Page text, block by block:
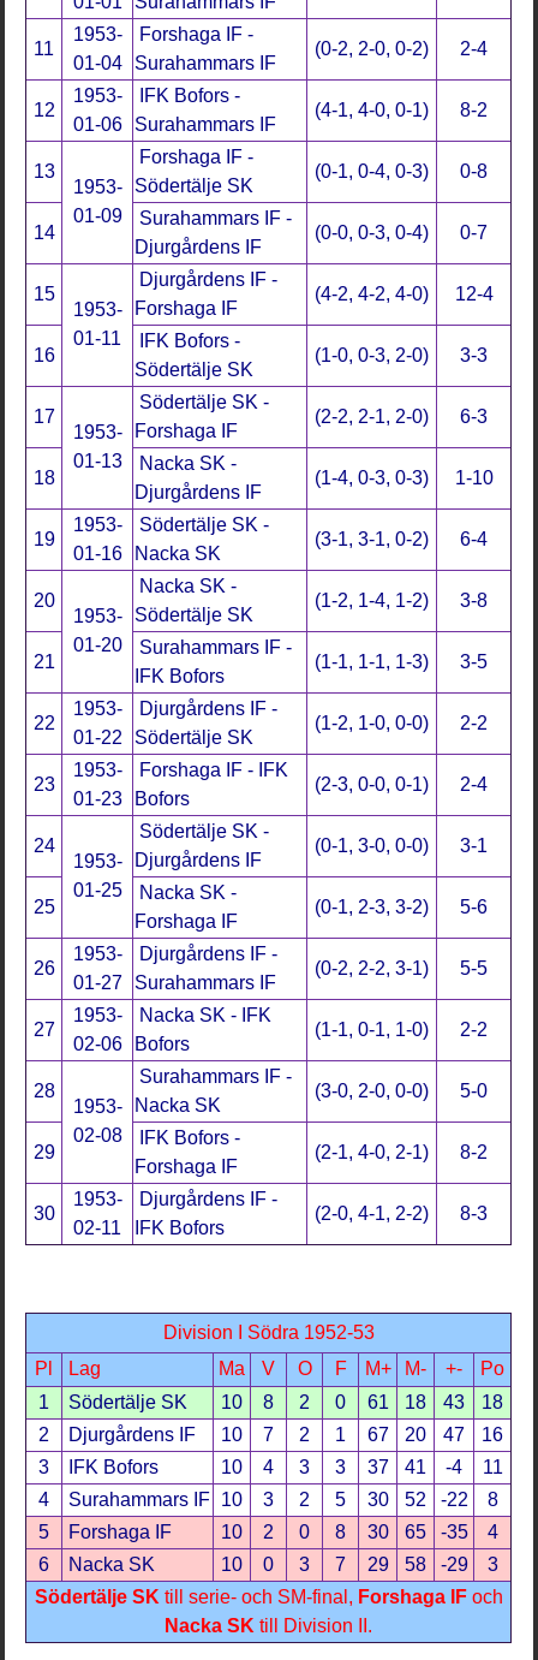
11
1953-
01-04
Forshaga IF -
Surahammars IF
(0-2, 2-0, 0-2) 2-4
12
1953-
01-06
IFK Bofors -
Surahammars IF
(4-1, 4-0, 0-1) 8-2
13
1953-
01-09
Forshaga IF -
Södertälje SK
(0-1, 0-4, 0-3) 0-8
14
Surahammars IF -
Djurgårdens IF
(0-0, 0-3, 0-4) 0-7
15
1953-
01-11
Djurgårdens IF -
Forshaga IF
(4-2, 4-2, 4-0) 12-4
16
IFK Bofors -
Södertälje SK
(1-0, 0-3, 2-0) 3-3
17
1953-
01-13
Södertälje SK -
Forshaga IF
(2-2, 2-1, 2-0) 6-3
18
Nacka SK -
Djurgårdens IF
(1-4, 0-3, 0-3) 1-10
19
1953-
01-16
Södertälje SK -
Nacka SK
(3-1, 3-1, 0-2) 6-4
20
1953-
01-20
Nacka SK -
Södertälje SK
(1-2, 1-4, 1-2) 3-8
21
Surahammars IF -
IFK Bofors
(1-1, 1-1, 1-3) 3-5
22
1953-
01-22
Djurgårdens IF -
Södertälje SK
(1-2, 1-0, 0-0) 2-2
23
1953-
01-23
Forshaga IF - IFK
Bofors
(2-3, 0-0, 0-1) 2-4
24
1953-
01-25
Södertälje SK -
Djurgårdens IF
(0-1, 3-0, 0-0) 3-1
25
Nacka SK -
Forshaga IF
(0-1, 2-3, 3-2) 5-6
26
1953-
01-27
Djurgårdens IF -
Surahammars IF
(0-2, 2-2, 3-1) 5-5
27
1953-
02-06
Nacka SK - IFK
Bofors
(1-1, 0-1, 1-0) 2-2
28
1953-
02-08
Surahammars IF -
Nacka SK
(3-0, 2-0, 0-0) 5-0
29
IFK Bofors -
Forshaga IF
(2-1, 4-0, 2-1) 8-2
30
1953-
02-11
Djurgårdens IF -
IFK Bofors
(2-0, 4-1, 2-2) 8-3
Division I Södra 1952-53
Pl
Lag Ma V O F M+ M- +-
Po
1
Södertälje SK 10 8 2 0 61 18 43
18
2
Djurgårdens IF 10 7 2 1 67 20 47
16
3
IFK Bofors 10 4 3 3 37 41 -4
11
4
Surahammars IF 10 3 2 5 30 52 -22
8
5
Forshaga IF 10 2 0 8 30 65 -35
4
6
Nacka SK 10 0 3 7 29 58 -29
3
Södertälje SK till serie- och SM-final, Forshaga IF och
Nacka SK till Division II.